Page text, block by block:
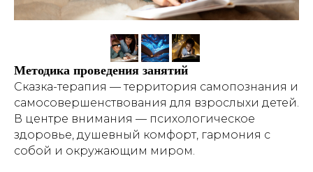
Методика проведения занятий
Сказка-терапия — территория самопознания и
самосовершенствования для взрослыхи детей.
В центре внимания — психологическое
здоровье, душевный комфорт, гармония с
собой и окружающим миром.